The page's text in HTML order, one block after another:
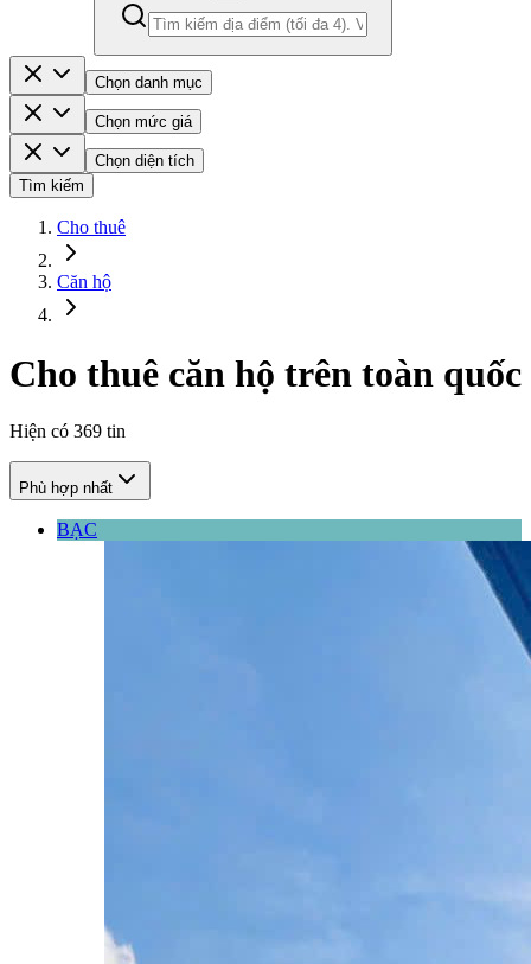
Chọn danh mục
Chọn mức giá
Chọn diện tích
Tìm kiếm
Cho thuê
Căn hộ
Cho thuê căn hộ trên toàn quốc
Hiện có 369 tin
Phù hợp nhất
BẠC